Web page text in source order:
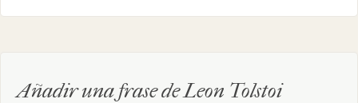
Añadir una frase de Leon Tolstoi